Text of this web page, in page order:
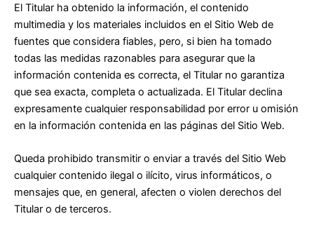
El Titular ha obtenido la información, el contenido
multimedia y los materiales incluidos en el Sitio Web de
fuentes que considera fiables, pero, si bien ha tomado
todas las medidas razonables para asegurar que la
información contenida es correcta, el Titular no garantiza
que sea exacta, completa o actualizada. El Titular declina
expresamente cualquier responsabilidad por error u omisión
en la información contenida en las páginas del Sitio Web.
Queda prohibido transmitir o enviar a través del Sitio Web
cualquier contenido ilegal o ilícito, virus informáticos, o
mensajes que, en general, afecten o violen derechos del
Titular o de terceros.